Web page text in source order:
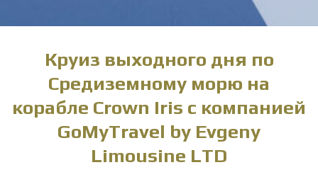
Круиз выходного дня по
Средиземному морю на
корабле Crown Iris с компанией
GoMyTravel by Evgeny
Limousine LTD